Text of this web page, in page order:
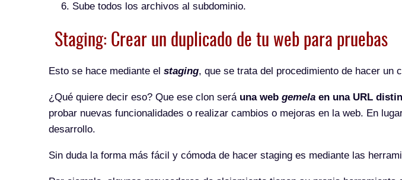
Sube todos los archivos al subdominio.
Staging: Crear un duplicado de tu web para pruebas
Esto se hace mediante el staging, que se trata del procedimiento de hacer un
¿Qué quiere decir eso? Que ese clon será una web gemela en una URL
probar nuevas funcionalidades o realizar cambios o mejoras en la web. En
desarrollo.
Sin duda la forma más fácil y cómoda de hacer staging es mediante las